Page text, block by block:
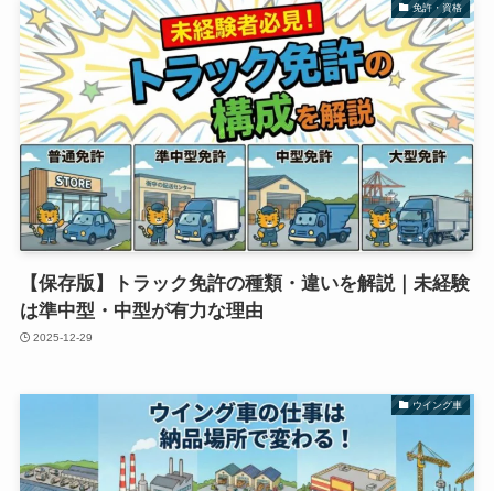
免許・資格
【保存版】トラック免許の種類・違いを解説｜未経験
は準中型・中型が有力な理由
2025-12-29
ウイング車